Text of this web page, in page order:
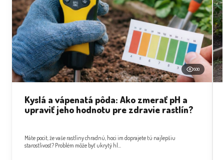
500
Kyslá a vápenatá pôda: Ako zmerať pH a
upraviť jeho hodnotu pre zdravie rastlín?
Máte pocit, že vaše rastliny chradnú, hoci im doprajete tú najlepšiu
starostlivosť? Problém môže byť ukrytý hl...